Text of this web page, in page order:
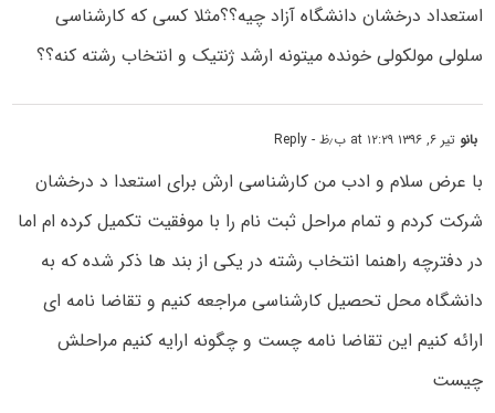
استعداد درخشان دانشگاه آزاد چیه؟؟مثلا کسی که کارشناسی
سلولی مولکولی خونده میتونه ارشد ژنتیک و انتخاب رشته کنه؟؟
بانو تیر ۶, ۱۳۹۶ at ۱۲:۲۹ ب٫ظ - Reply
با عرض سلام و ادب من کارشناسی ارش برای استعدا د درخشان
شرکت کردم و تمام مراحل ثبت نام را با موفقیت تکمیل کرده ام اما
در دفترچه راهنما انتخاب رشته در یکی از بند ها ذکر شده که به
دانشگاه محل تحصیل کارشناسی مراجعه کنیم و تقاضا نامه ای
ارائه کنیم این تقاضا نامه چست و چگونه ارایه کنیم مراحلش
چیست